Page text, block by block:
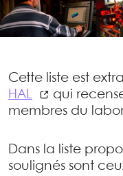
Cette liste est
HAL
qui
membres du
Dans la liste
soulignés sont